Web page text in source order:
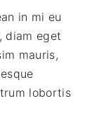
in mi eu
diam eget
mauris,
lobortis